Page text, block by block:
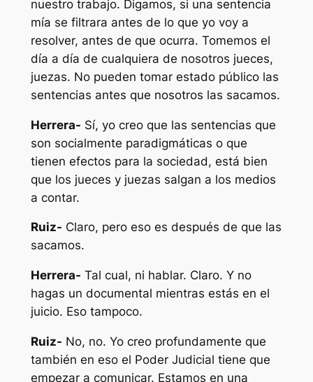
nuestro trabajo. Digamos, si una sentencia
mía se filtrara antes de lo que yo voy a
resolver, antes de que ocurra. Tomemos el
día a día de cualquiera de nosotros jueces,
juezas. No pueden tomar estado público las
sentencias antes que nosotros las sacamos.
Herrera- Sí, yo creo que las sentencias que
son socialmente paradigmáticas o que
tienen efectos para la sociedad, está bien
que los jueces y juezas salgan a los medios
a contar.
Ruiz- Claro, pero eso es después de que las
sacamos.
Herrera- Tal cual, ni hablar. Claro. Y no
hagas un documental mientras estás en el
juicio. Eso tampoco.
Ruiz- No, no. Yo creo profundamente que
también en eso el Poder Judicial tiene que
empezar a comunicar. Estamos en una